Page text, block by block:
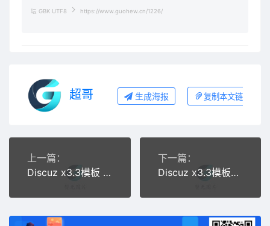
坛 GBK UTF8 https://www.guohew.cn/1226/
超哥 生成海报 复制本文链接
上一篇：
Discuz x3.3模板 N5门户-163K2016 商业版 GBK
下一篇：
Discuz x3.3模板游戏VRGame测评 商业版（GBK）